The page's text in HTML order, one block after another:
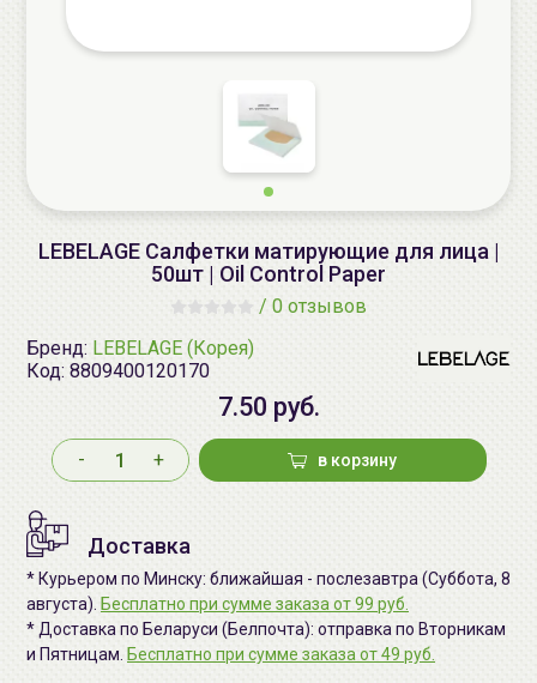
LEBELAGE Салфетки матирующие для лица |
50шт | Oil Control Paper
/ 0 отзывов
Бренд: LEBELAGE (Корея)
Код: 8809400120170
7.50 руб.
- + в корзину
Доставка
* Курьером по Минску: ближайшая - послезавтра (Суббота, 8
августа). Бесплатно при сумме заказа от 99 руб.
* Доставка по Беларуси (Белпочта): отправка по Вторникам
и Пятницам. Бесплатно при сумме заказа от 49 руб.